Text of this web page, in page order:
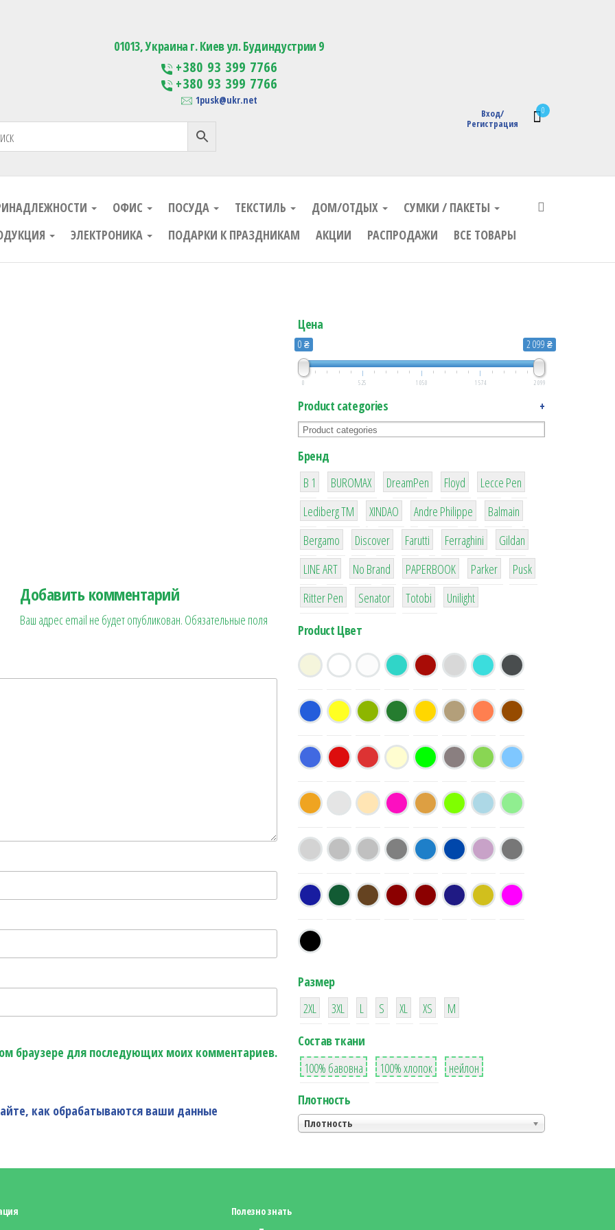
Изготовление сувенирной продукции с логотипом
0
Вход/
Регистрация
01013, Украина г. Киев ул. Будиндустрии 9
+380 93 399 7766
+380 93 399 7766
1pusk@ukr.net
ОФИС ПОСУДА ТЕКСТИЛЬ ДОМ/ОТДЫХ
СУМКИ / ПАКЕТЫ
ЭЛЕКТРОНИКА ПОДАРКИ К ПРАЗДНИКАМ АКЦИИ РАСПРОДАЖИ ВСЕ ТОВАРЫ
Добавить комментарий
Ваш адрес email не будет опубликован. Обязательные поля
браузере для последующих моих комментариев.
как обрабатываются ваши данные
Цена
0 ₴ 2 099 ₴
0 525 1 050 1 574 2 099
Product categories +
Бренд
B 1
1
BUROMAX
1
DreamPen
2
Floyd
2
Lecce Pen
3
Lediberg ТМ
3
XINDAO
1
Andre Philippe
4
Balmain
26
Bergamo
64
Discover
299
Farutti
4
Ferraghini
42
Gildan
4
LINE ART
90
No Brand
8
PAPERBOOK
6
Parker
2
Pusk
22
Ritter Pen
15
Senator
43
Totobi
1
Unilight
Product Цвет
Размер
38
2XL
16
3XL
42
L
42
S
42
XL XS
М
Состав ткани
8
100% бавовна
36
100% хлопок
2
нейлон
Плотность
Плотность
Полезно знать